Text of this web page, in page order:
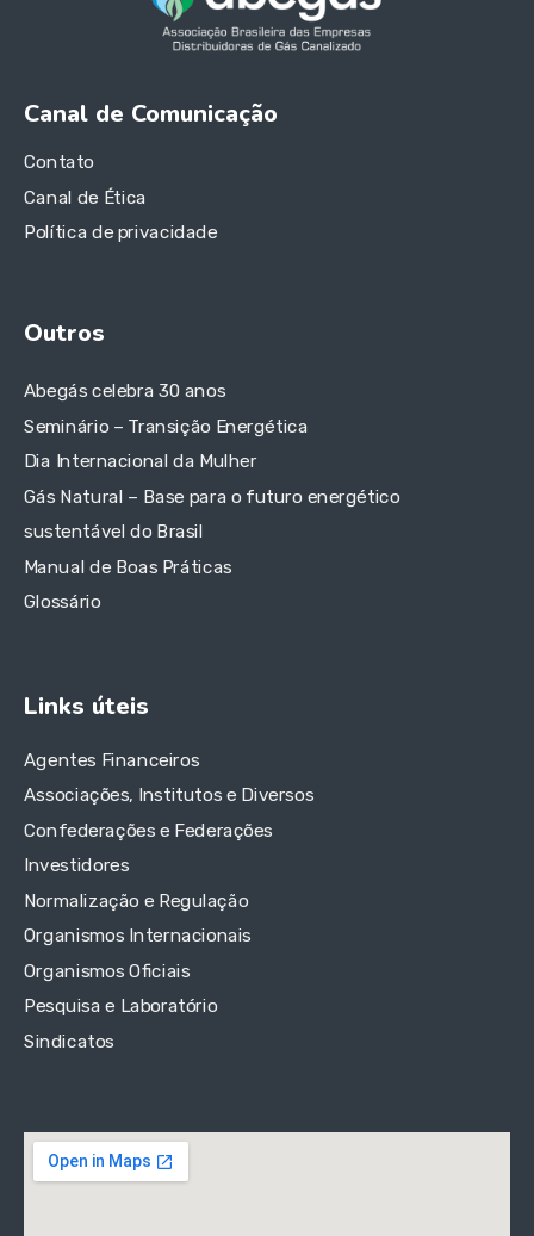
Canal de Comunicação
Contato
Canal de Ética
Política de privacidade
Outros
Abegás celebra 30 anos
Seminário – Transição Energética
Dia Internacional da Mulher
Gás Natural – Base para o futuro energético
sustentável do Brasil
Manual de Boas Práticas
Glossário
Links úteis
Agentes Financeiros
Associações, Institutos e Diversos
Confederações e Federações
Investidores
Normalização e Regulação
Organismos Internacionais
Organismos Oficiais
Pesquisa e Laboratório
Sindicatos